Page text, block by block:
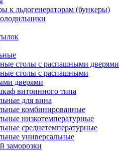
к льдогенераторам (бункеры)
столы с распашными дверями
столы с распашными
дверями
витринного типа
для вина
комбинированные
низкотемпературные
среднетемпературные
универсальные
заморозки